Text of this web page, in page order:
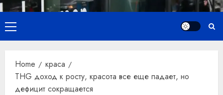
Primary
Menu
Home
краса
THG доход к росту, красота все еще падает, но
дефицит сокращается